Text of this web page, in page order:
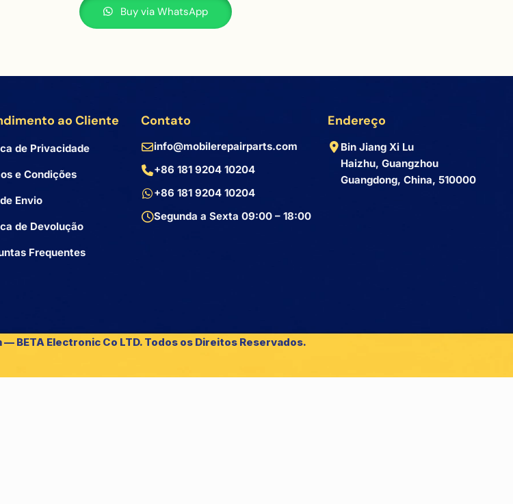
Buy via WhatsApp
ao Cliente
de Privacidade
e Condições
Envio
de Devolução
Frequentes
Contato
info@mobilerepairparts.com
+86 181 9204 10204
+86 181 9204 10204
Segunda a Sexta 09:00 – 18:00
Endereço
Bin Jiang Xi Lu
Haizhu, Guangzhou
Guangdong, China, 510000
BETA Electronic Co LTD. Todos os Direitos Reservados.